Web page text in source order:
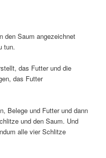
den Saum angezeichnet
tun.
das Futter und die
das Futter
Belege und Futter und dann
und den Saum. Und
alle vier Schlitze